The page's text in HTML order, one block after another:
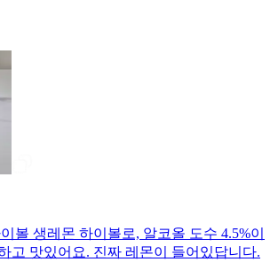
볼 생레몬 하이볼로, 알코올 도수 4.5%이
고 맛있어요. 진짜 레몬이 들어있답니다.